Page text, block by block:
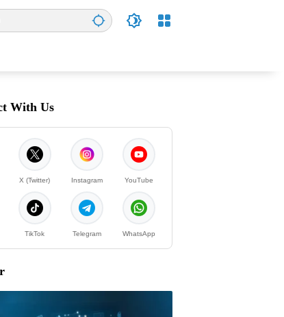
With Us
X (Twitter) Instagram YouTube
TikTok Telegram WhatsApp